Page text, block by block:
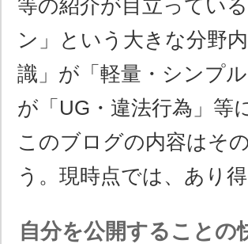
等の紹介が目立ってい
ン」という大きな分野
識」が「軽量・シンプ
が「UG・違法行為」等
このブログの内容はそ
う。現時点では、あり
自分を公開することの